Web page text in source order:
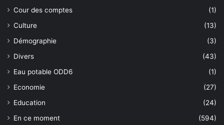
Cour des comptes
(1)
Culture
(13)
Démographie
(3)
Divers
(43)
Eau potable ODD6
(1)
Economie
(27)
Education
(24)
En ce moment
(594)